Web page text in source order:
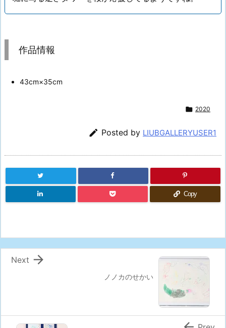
作品情報
43cm×35cm
 2020
 Posted by LIUBGALLERYUSER1
Copy
ノノカのせかい

Next